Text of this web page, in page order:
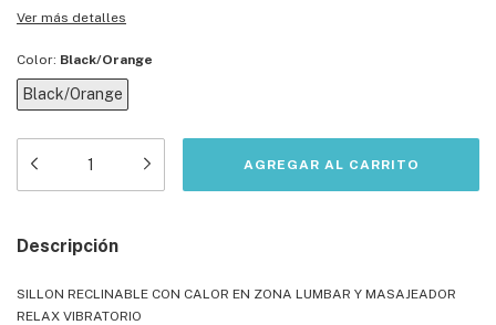
Ver más detalles
Color: Black/Orange
Black/Orange
Descripción
SILLON RECLINABLE CON CALOR EN ZONA LUMBAR Y MASAJEADOR
RELAX VIBRATORIO